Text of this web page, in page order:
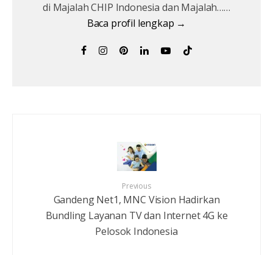
di Majalah CHIP Indonesia dan Majalah……
Baca profil lengkap →
Previous
Gandeng Net1, MNC Vision Hadirkan
Bundling Layanan TV dan Internet 4G ke
Pelosok Indonesia